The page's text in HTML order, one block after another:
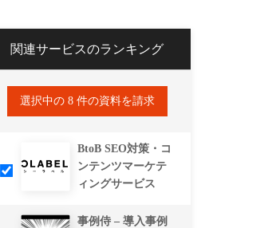
関連サービスのランキング
選択中の 8 件の資料を請求
BtoB SEO対策・コ
ンテンツマーケテ
ィングサービス
事例侍 – 導入事例